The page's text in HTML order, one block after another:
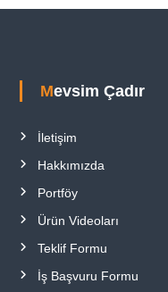
Mevsim Çadır
İletişim
Hakkımızda
Portföy
Ürün Videoları
Teklif Formu
İş Başvuru Formu